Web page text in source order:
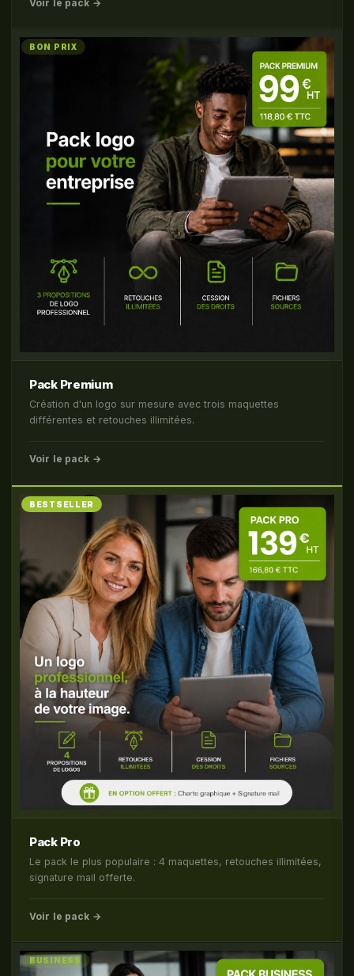
Voir le pack →
BON PRIX
Pack Premium
Création d'un logo sur mesure avec trois maquettes
différentes et retouches illimitées.
Voir le pack →
BESTSELLER
Pack Pro
Le pack le plus populaire : 4 maquettes, retouches illimitées,
signature mail offerte.
Voir le pack →
BUSINESS